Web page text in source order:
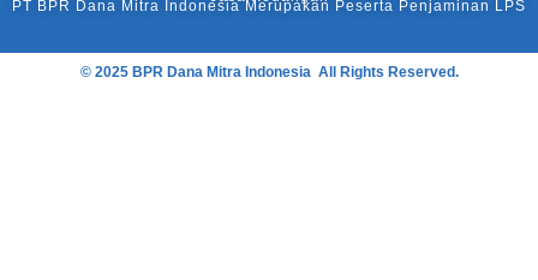
PT BPR Dana Mitra Indonesia Merupakan Peserta Penjaminan LPS
© 2025 BPR Dana Mitra Indonesia All Rights Reserved.